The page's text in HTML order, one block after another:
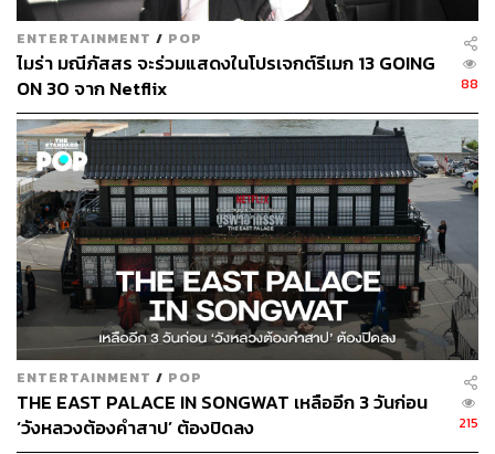
ENTERTAINMENT / POP
ไมร่า มณีภัสสร จะร่วมแสดงในโปรเจกต์รีเมก 13 GOING
ON 30 จาก Netflix
88
ENTERTAINMENT / POP
THE EAST PALACE IN SONGWAT เหลืออีก 3 วันก่อน
‘วังหลวงต้องคำสาป’ ต้องปิดลง
215